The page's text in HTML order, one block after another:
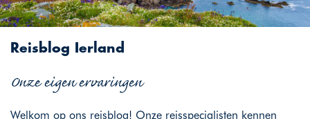
Reisblog Ierland
Onze eigen ervaringen
Welkom op ons reisblog! Onze reisspecialisten kennen